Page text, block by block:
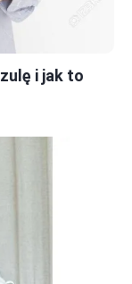
i jak to